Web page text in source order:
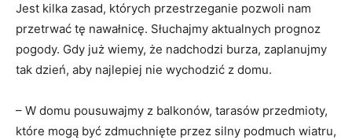
Jest kilka zasad, których przestrzeganie pozwoli nam
przetrwać tę nawałnicę. Słuchajmy aktualnych prognoz
pogody. Gdy już wiemy, że nadchodzi burza, zaplanujmy
tak dzień, aby najlepiej nie wychodzić z domu.
– W domu pousuwajmy z balkonów, tarasów przedmioty,
które mogą być zdmuchnięte przez silny podmuch wiatru,